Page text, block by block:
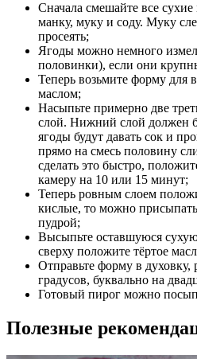
Сначала смешайте все сухие
манку, муку и соду. Муку
просеять;
Ягоды можно немного
половинки), если они
Теперь возьмите форму для
маслом;
Насыпьте примерно две
слой. Нижний слой должен
ягоды будут давать сок и
прямо на смесь половину
сделать это быстро,
камеру на 10 или 15 минут;
Теперь ровным слоем
кислые, то можно
пудрой;
Высыпьте оставшуюся сухую
сверху положите тёртое
Отправьте форму в духовку,
градусов, буквально на
Готовый пирог можно
Полезные